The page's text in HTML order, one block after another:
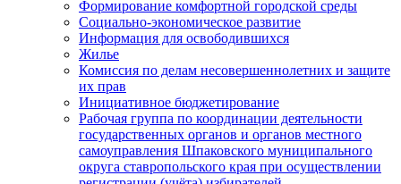
Формирование комфортной городской среды
Социально-экономическое развитие
Информация для освободившихся
Жилье
Комиссия по делам несовершеннолетних и защите
их прав
Инициативное бюджетирование
Рабочая группа по координации деятельности
государственных органов и органов местного
самоуправления Шпаковского муниципального
округа ставропольского края при осуществлении